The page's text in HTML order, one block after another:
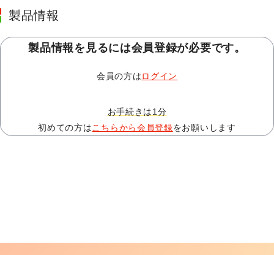
製品情報
製品情報を見るには会員登録が必要です。
会員の方はログイン
お手続きは1分
初めての方はこちらから会員登録をお願いします